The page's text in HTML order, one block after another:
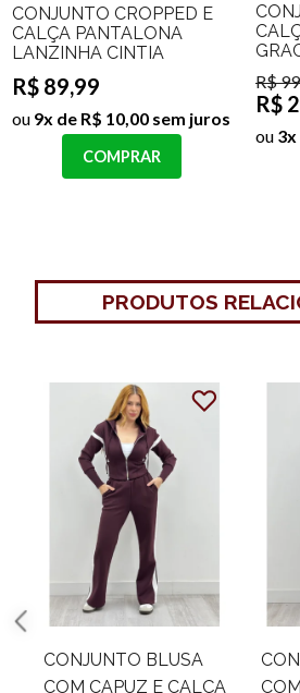
CONJUNTO CROPPED E
CALÇA PANTALONA
LANZINHA CINTIA
R$ 89,99
ou 9x de R$ 10,00 sem juros
COMPRAR
R$
R$
ou 3x
PRODUTOS
CONJUNTO BLUSA
COM CAPUZ E CALÇA